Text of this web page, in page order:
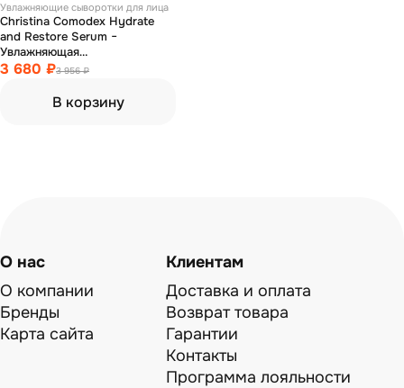
Увлажняющие сыворотки для лица
Christina Comodex Hydrate
and Restore Serum −
Увлажняющая
восстанавливающая
3 680 ₽3 956 ₽
В корзину
О нас
О компании
Бренды
Карта сайта
Клиентам
Доставка и оплата
Возврат товара
Гарантии
Контакты
Программа лояльности